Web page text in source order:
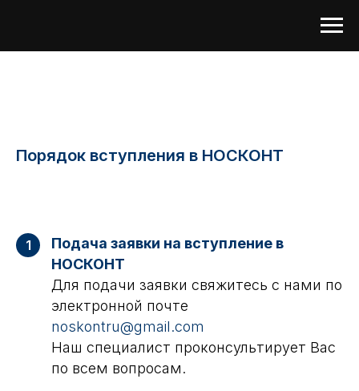
Порядок вступления в НОСКОНТ
1
Подача заявки на вступление в
НОСКОНТ
Для подачи заявки свяжитесь с нами по
электронной почте
noskontru@gmail.com
Наш специалист проконсультирует Вас
по всем вопросам.